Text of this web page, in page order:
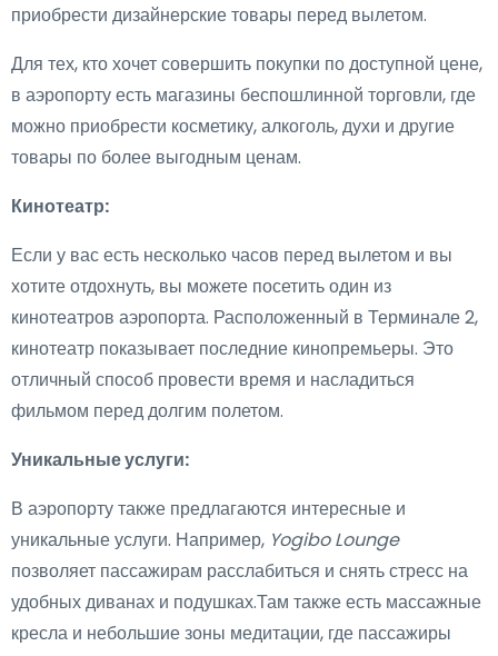
приобрести дизайнерские товары перед вылетом.
Для тех, кто хочет совершить покупки по доступной цене,
в аэропорту есть магазины беспошлинной торговли, где
можно приобрести косметику, алкоголь, духи и другие
товары по более выгодным ценам.
Кинотеатр:
Если у вас есть несколько часов перед вылетом и вы
хотите отдохнуть, вы можете посетить один из
кинотеатров аэропорта. Расположенный в Терминале 2,
кинотеатр показывает последние кинопремьеры. Это
отличный способ провести время и насладиться
фильмом перед долгим полетом.
Уникальные услуги:
В аэропорту также предлагаются интересные и
уникальные услуги. Например, Yogibo Lounge
позволяет пассажирам расслабиться и снять стресс на
удобных диванах и подушках.Там также есть массажные
кресла и небольшие зоны медитации, где пассажиры